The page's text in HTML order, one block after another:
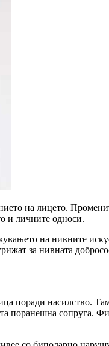
на лицето.
и личните односи.
на нивните
за нивната
поради насилство.
поранешна